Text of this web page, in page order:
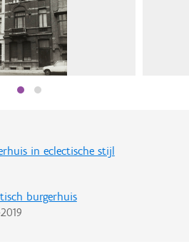
in eclectische stijl
burgerhuis